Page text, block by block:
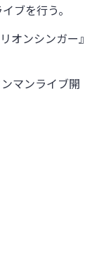
ブを行う。
オンシンガー』
マンライブ開